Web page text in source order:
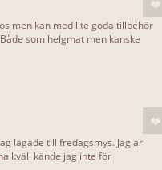
men kan med lite goda tillbehör
som helgmat men kanske
lagade till fredagsmys. Jag är
kväll kände jag inte för